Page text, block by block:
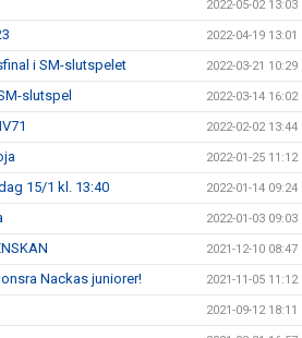
2022-05-02 13:03
2022-04-19 13:01
i SM-slutspelet 2022-03-21 10:29
slutspel 2022-03-14 16:02
2022-02-02 13:44
2022-01-25 11:12
15/1 kl. 13:40 2022-01-14 09:24
2022-01-03 09:03
2021-12-10 08:47
Nackas juniorer! 2021-11-05 11:12
2021-09-12 18:11